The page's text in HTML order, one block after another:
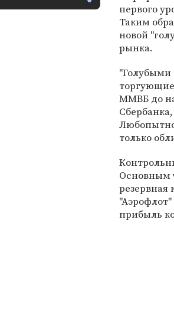
первого
Таким
новой
рынка.
ММВБ до
только
Основным
резервная
прибыль